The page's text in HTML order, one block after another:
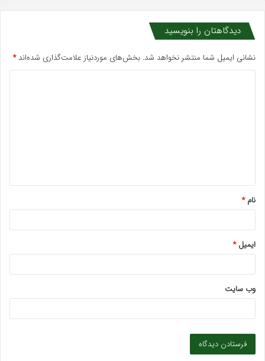
دیدگاهتان را بنویسید
نشانی ایمیل شما منتشر نخواهد شد. بخش‌های موردنیاز علامت‌گذاری شده‌اند*
*
نام*
ایمیل*
وب‌ سایت